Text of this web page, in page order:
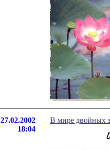
27.02.2002
18:04
В мире двойных